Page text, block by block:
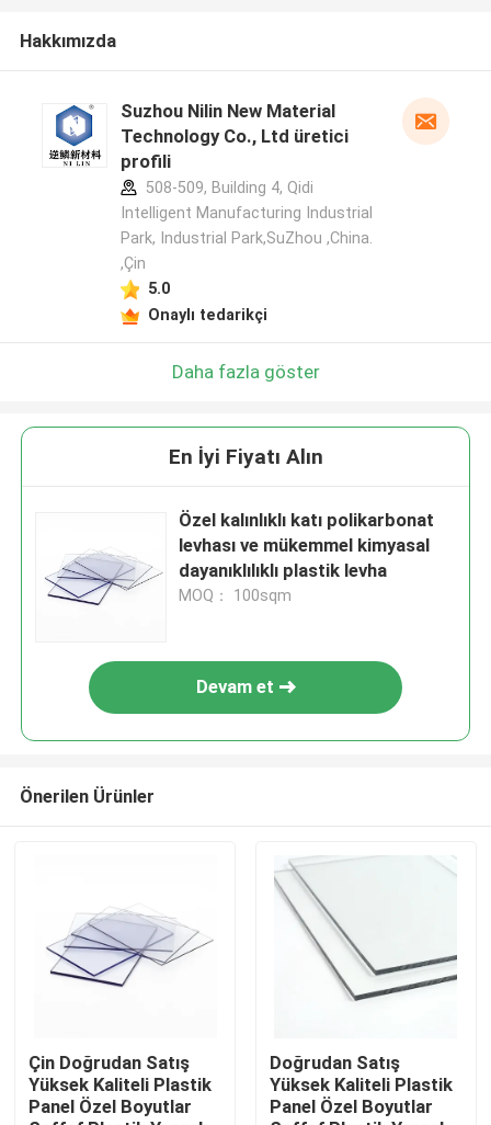
Hakkımızda
Suzhou Nilin New Material
Technology Co., Ltd üretici
profili
508-509, Building 4, Qidi
Intelligent Manufacturing Industrial
Park, Industrial Park,SuZhou ,China.
,Çin
5.0
Onaylı tedarikçi
Daha fazla göster
En İyi Fiyatı Alın
Özel kalınlıklı katı polikarbonat
levhası ve mükemmel kimyasal
dayanıklılıklı plastik levha
MOQ： 100sqm
Devam et
Önerilen Ürünler
Çin Doğrudan Satış
Yüksek Kaliteli Plastik
Panel Özel Boyutlar
Doğrudan Satış
Yüksek Kaliteli Plastik
Panel Özel Boyutlar